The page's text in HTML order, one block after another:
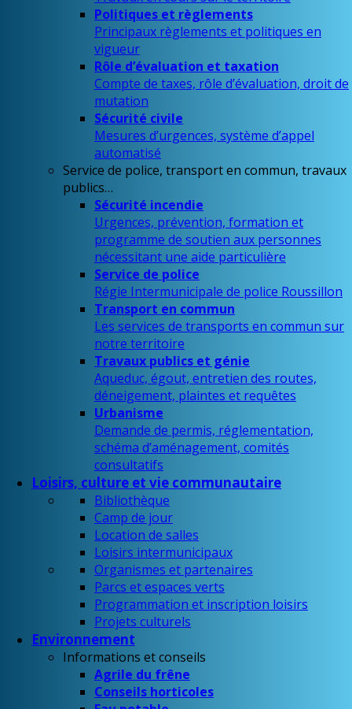
Politiques et règlements
Principaux règlements et politiques en
vigueur
Rôle d’évaluation et taxation
Compte de taxes, rôle d’évaluation, droit de
mutation
Sécurité civile
Mesures d’urgences, système d’appel
automatisé
Service de police, transport en commun, travaux
publics…
Sécurité incendie
Urgences, prévention, formation et
programme de soutien aux personnes
nécessitant une aide particulière
Service de police
Régie Intermunicipale de police Roussillon
Transport en commun
Les services de transports en commun sur
notre territoire
Travaux publics et génie
Aqueduc, égout, entretien des routes,
déneigement, plaintes et requêtes
Urbanisme
Demande de permis, réglementation,
schéma d’aménagement, comités
consultatifs
Loisirs, culture et vie communautaire
Bibliothèque
Camp de jour
Location de salles
Loisirs intermunicipaux
Organismes et partenaires
Parcs et espaces verts
Programmation et inscription loisirs
Projets culturels
Environnement
Informations et conseils
Agrile du frêne
Conseils horticoles